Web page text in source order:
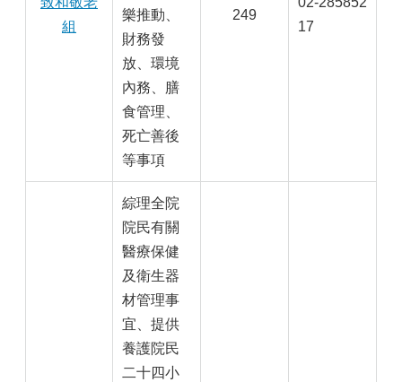
組
樂推動、
財務發
放、環境
內務、膳
食管理、
死亡善後
等事項
249
17
綜理全院
院民有關
醫療保健
及衛生器
材管理事
宜、提供
養護院民
二十四小